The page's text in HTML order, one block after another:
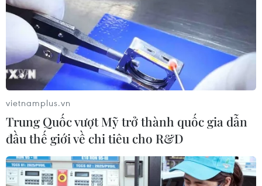
vietnamplus.vn
Trung Quốc vượt Mỹ trở thành quốc gia dẫn
đầu thế giới về chi tiêu cho R&D